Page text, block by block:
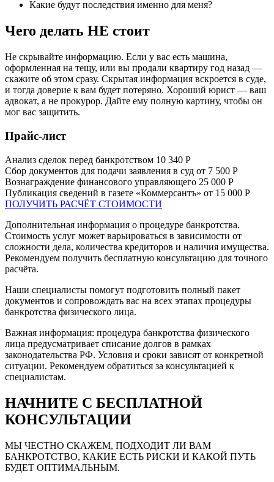
Какие будут последствия именно для меня?
Чего делать НЕ стоит
Не скрывайте информацию. Если у вас есть машина,
оформленная на тещу, или вы продали квартиру год назад —
скажите об этом сразу. Скрытая информация вскроется в суде,
и тогда доверие к вам будет потеряно. Хороший юрист — ваш
адвокат, а не прокурор. Дайте ему полную картину, чтобы он
мог вас защитить.
Прайс-лист
Анализ сделок перед банкротством 10 340 Р
Сбор документов для подачи заявления в суд от 7 500 Р
Вознаграждение финансового управляющего 25 000 Р
Публикация сведений в газете «Коммерсантъ» от 15 000 Р
ПОЛУЧИТЬ РАСЧЁТ СТОИМОСТИ
Дополнительная информация о процедуре банкротства.
Стоимость услуг может варьироваться в зависимости от
сложности дела, количества кредиторов и наличия имущества.
Рекомендуем получить бесплатную консультацию для точного
расчёта.
Наши специалисты помогут подготовить полный пакет
документов и сопровождать вас на всех этапах процедуры
банкротства физического лица.
Важная информация: процедура банкротства физического
лица предусматривает списание долгов в рамках
законодательства РФ. Условия и сроки зависят от конкретной
ситуации. Рекомендуем обратиться за консультацией к
специалистам.
НАЧНИТЕ С БЕСПЛАТНОЙ
КОНСУЛЬТАЦИИ
МЫ ЧЕСТНО СКАЖЕМ, ПОДХОДИТ ЛИ ВАМ
БАНКРОТСТВО, КАКИЕ ЕСТЬ РИСКИ И КАКОЙ ПУТЬ
БУДЕТ ОПТИМАЛЬНЫМ.